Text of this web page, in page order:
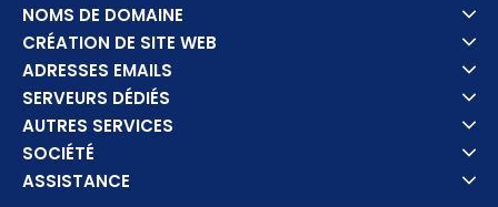
NOMS DE DOMAINE
CRÉATION DE SITE WEB
ADRESSES EMAILS
SERVEURS DÉDIÉS
AUTRES SERVICES
SOCIÉTÉ
ASSISTANCE